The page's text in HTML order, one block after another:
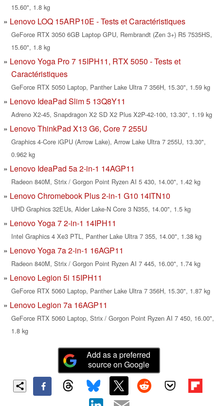
15.60", 1.8 kg
Lenovo LOQ 15ARP10E - Tests et Caractéristiques
GeForce RTX 3050 6GB Laptop GPU, Rembrandt (Zen 3+) R5 7535HS,
15.60", 1.8 kg
Lenovo Yoga Pro 7 15IPH11, RTX 5050 - Tests et
Caractéristiques
GeForce RTX 5050 Laptop, Panther Lake Ultra 7 356H, 15.30", 1.59 kg
Lenovo IdeaPad Slim 5 13Q8Y11
Adreno X2-45, Snapdragon X2 SD X2 Plus X2P-42-100, 13.30", 1.19 kg
Lenovo ThinkPad X13 G6, Core 7 255U
Graphics 4-Core iGPU (Arrow Lake), Arrow Lake Ultra 7 255U, 13.30",
0.962 kg
Lenovo IdeaPad 5a 2-in-1 14AGP11
Radeon 840M, Strix / Gorgon Point Ryzen AI 5 430, 14.00", 1.42 kg
Lenovo Chromebook Plus 2-in-1 G10 14ITN10
UHD Graphics 32EUs, Alder Lake-N Core 3 N355, 14.00", 1.5 kg
Lenovo Yoga 7 2-in-1 14IPH11
Intel Graphics 4 Xe3 PTL, Panther Lake Ultra 7 355, 14.00", 1.38 kg
Lenovo Yoga 7a 2-in-1 16AGP11
Radeon 840M, Strix / Gorgon Point Ryzen AI 7 445, 16.00", 1.74 kg
Lenovo Legion 5i 15IPH11
GeForce RTX 5060 Laptop, Panther Lake Ultra 7 356H, 15.30", 1.87 kg
Lenovo Legion 7a 16AGP11
GeForce RTX 5060 Laptop, Strix / Gorgon Point Ryzen AI 7 450, 16.00",
1.8 kg
Add as a preferred
source on Google